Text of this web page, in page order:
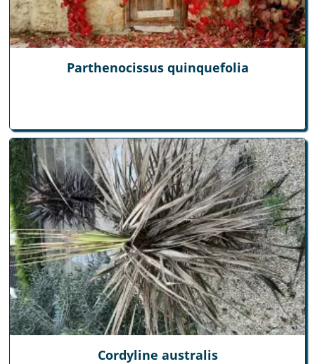
Parthenocissus quinquefolia
Cordyline australis